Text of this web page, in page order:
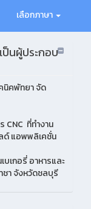
เลือกภาษา
ป็นผู้ประกอบ
นิคพัทยา จัด
CNC ที่ทำงาน
ด์ แอพพลิเคชั่น
เกอรี่ อาหารและ
ชา จังหวัดชลบุรี